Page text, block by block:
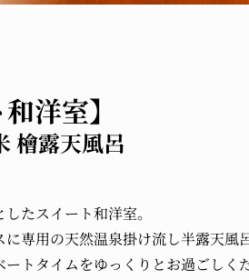
洋室】
檜露天風呂
したスイート和洋室。
に専用の天然温泉掛け流し半露天風
ートタイムをゆっくりとお過ごしく